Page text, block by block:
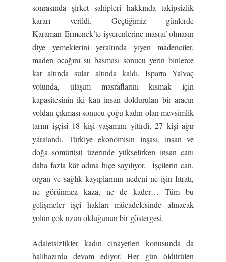
sonrasında şirket sahipleri hakkında takipsizlik
kararı verildi. Geçtiğimiz günlerde
Karaman Ermenek’te işverenlerine masraf olmasın
diye yemeklerini yeraltında yiyen madenciler,
maden ocağını su basması sonucu yerin binlerce
kat altında sular altında kaldı. Isparta Yalvaç
yolunda, ulaşım masraflarını kısmak için
kapasitesinin iki katı insan doldurulan bir aracın
yoldan çıkması sonucu çoğu kadın olan mevsimlik
tarım işçisi 18 kişi yaşamını yitirdi, 27 kişi ağır
yaralandı. Türkiye ekonomisin inşası, insan ve
doğa sömürüsü üzerinde yükselirken insan canı
daha fazla kâr adına hiçe sayılıyor. İşçilerin can,
organ ve sağlık kayıplarının nedeni ne işin fıtratı,
ne görünmez kaza, ne de kader… Tüm bu
gelişmeler işçi hakları mücadelesinde alınacak
yolun çok uzun olduğunun bir göstergesi.
Adaletsizlikler kadın cinayetleri konusunda da
halihazırda devam ediyor. Her gün öldürülen